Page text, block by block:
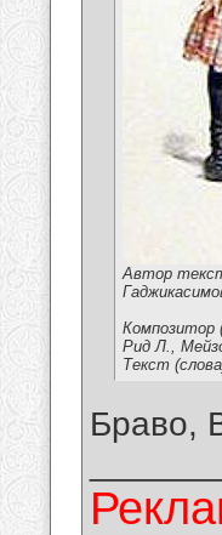
Автор
Композитор
Рид Л.,
Текст
Браво,